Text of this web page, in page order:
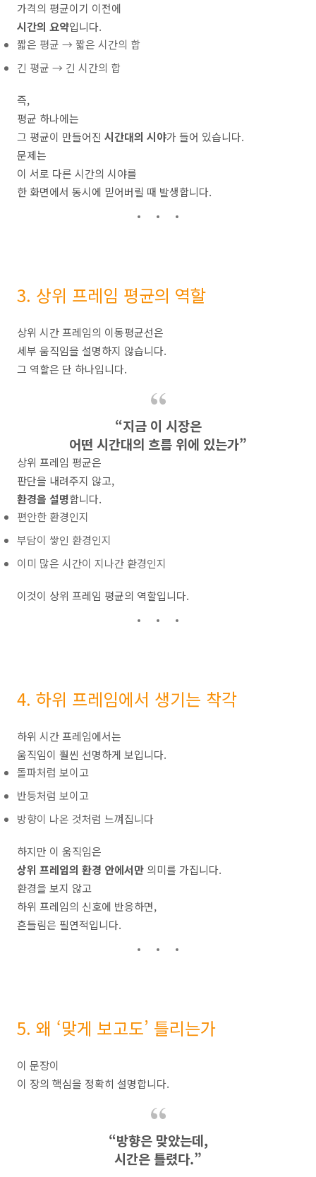
가격의 평균이기 이전에
시간의 요약입니다.
짧은 평균 → 짧은 시간의 합
긴 평균 → 긴 시간의 합
즉,
평균 하나에는
그 평균이 만들어진 시간대의 시야가 들어 있습니다.
문제는
이 서로 다른 시간의 시야를
한 화면에서 동시에 믿어버릴 때 발생합니다.
3. 상위 프레임 평균의 역할
상위 시간 프레임의 이동평균선은
세부 움직임을 설명하지 않습니다.
그 역할은 단 하나입니다.
“지금 이 시장은
어떤 시간대의 흐름 위에 있는가”
상위 프레임 평균은
판단을 내려주지 않고,
환경을 설명합니다.
편안한 환경인지
부담이 쌓인 환경인지
이미 많은 시간이 지나간 환경인지
이것이 상위 프레임 평균의 역할입니다.
4. 하위 프레임에서 생기는 착각
하위 시간 프레임에서는
움직임이 훨씬 선명하게 보입니다.
돌파처럼 보이고
반등처럼 보이고
방향이 나온 것처럼 느껴집니다
하지만 이 움직임은
상위 프레임의 환경 안에서만 의미를 가집니다.
환경을 보지 않고
하위 프레임의 신호에 반응하면,
흔들림은 필연적입니다.
5. 왜 ‘맞게 보고도’ 틀리는가
이 문장이
이 장의 핵심을 정확히 설명합니다.
“방향은 맞았는데,
시간은 틀렸다.”